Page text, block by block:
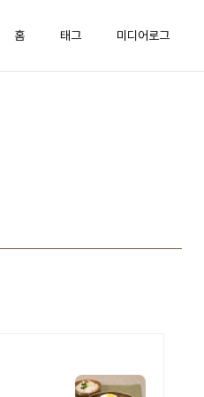
홈 태그 미디어로그